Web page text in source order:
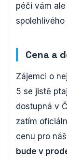
péči vám
spolehlivého
Cena a
Zájemci o
5 se jistě
dostupná v
zatím
cenu pro
bude v